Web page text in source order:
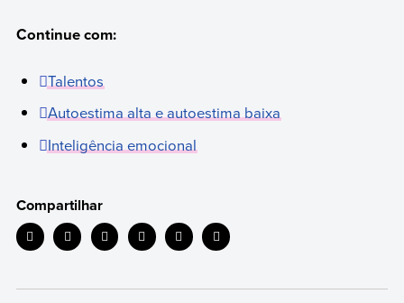
Continue com:
Talentos
Autoestima alta e autoestima baixa
Inteligência emocional
Compartilhar